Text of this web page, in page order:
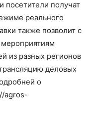
посетители получат
реального
также позволит с
из разных регионов
деловых
о
agros-